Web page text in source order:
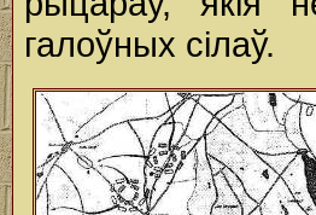
галоўных сілаў.